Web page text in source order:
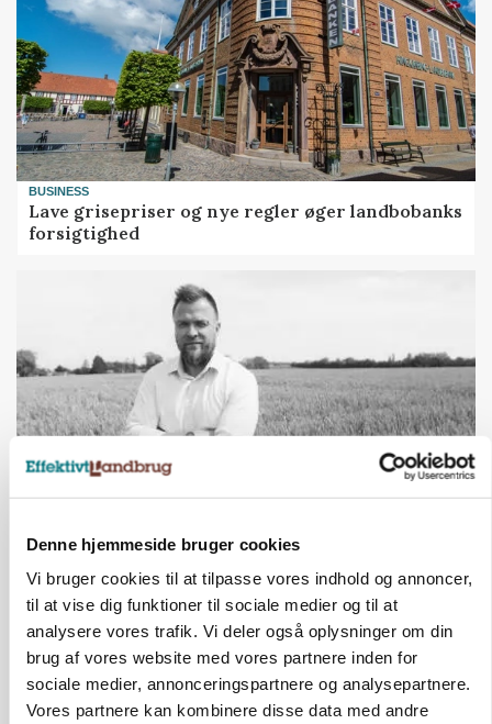
Denne hjemmeside bruger cookies
Vi bruger cookies til at tilpasse vores indhold og annoncer,
til at vise dig funktioner til sociale medier og til at
analysere vores trafik. Vi deler også oplysninger om din
brug af vores website med vores partnere inden for
sociale medier, annonceringspartnere og analysepartnere.
Vores partnere kan kombinere disse data med andre
BUSINESS
Lave grisepriser og nye regler øger landbobanks
forsigtighed
LEDER
Det er en uskik at udlægge et røgslør om
økoproduktion
HØST-TOUR